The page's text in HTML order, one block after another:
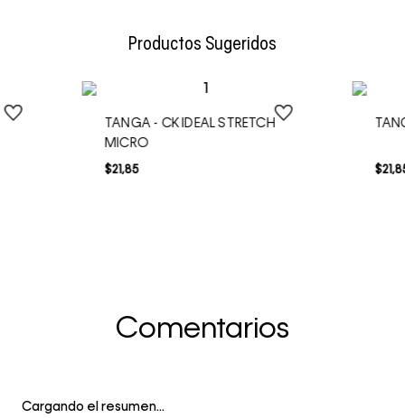
Productos Sugeridos
TANGA - CK IDEAL STRETCH
MICRO
$21,85 $21,
Comentarios
Cargando el resumen…